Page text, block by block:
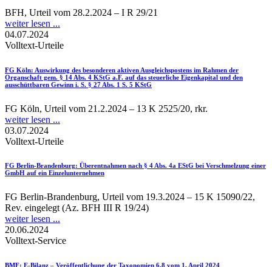
BFH, Urteil vom 28.2.2024 – I R 29/21
weiter lesen ...
04.07.2024
Volltext-Urteile
FG Köln: Auswirkung des besonderen aktiven Ausgleichspostens im Rahmen der
Organschaft gem. § 14 Abs. 4 KStG a.F. auf das steuerliche Eigenkapital und den
ausschüttbaren Gewinn i. S. § 27 Abs. 1 S. 5 KStG
FG Köln, Urteil vom 21.2.2024 – 13 K 2525/20, rkr.
weiter lesen ...
03.07.2024
Volltext-Urteile
FG Berlin-Brandenburg: Überentnahmen nach § 4 Abs. 4a EStG bei Verschmelzung einer
GmbH auf ein Einzelunternehmen
FG Berlin-Brandenburg, Urteil vom 19.3.2024 – 15 K 15090/22,
Rev. eingelegt (Az. BFH III R 19/24)
weiter lesen ...
20.06.2024
Volltext-Service
BMF: E-Bilanz – Veröffentlichung der Taxonomien 6.8 vom 1. April 2024